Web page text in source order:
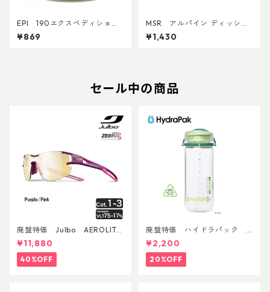
EPI 190エクスペディション
カートリッジ
¥869
MSR アルパイン ディッシュ
ブラシ／スクレイパー
¥1,430
セール中の商品
廃盤特価 Julbo AEROLITE
AsianFit
¥11,880
40%OFF
廃盤特価 ハイドラパック
リーコン ツイスト＆シップ 50
0ml
¥2,200
20%OFF